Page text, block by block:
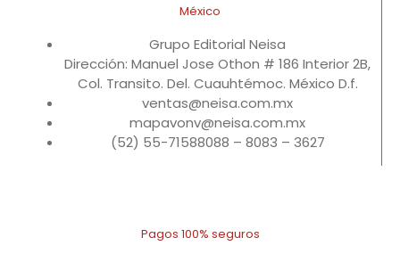
México
Grupo Editorial Neisa
Dirección: Manuel Jose Othon # 186 Interior 2B,
Col. Transito. Del. Cuauhtémoc. México D.f.
ventas@neisa.com.mx
mapavonv@neisa.com.mx
(52) 55-71588088 – 8083 – 3627
Pagos 100% seguros